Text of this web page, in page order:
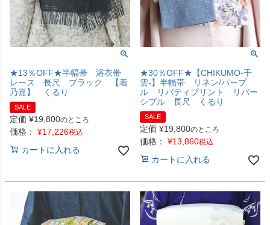
★13％OFF★半幅帯 浴衣帯
レース 長尺 ブラック 【着
乃嘉】 くるり
SALE
定価 ¥19,800のところ
価格： ¥17,226税込
カートに入れる
★30％OFF★【CHIKUMO-千
雲-】半幅帯 リネン/パープ
ル リバティプリント リバー
シブル 長尺 くるり
SALE
定価 ¥19,800のところ
価格： ¥13,860税込
カートに入れる